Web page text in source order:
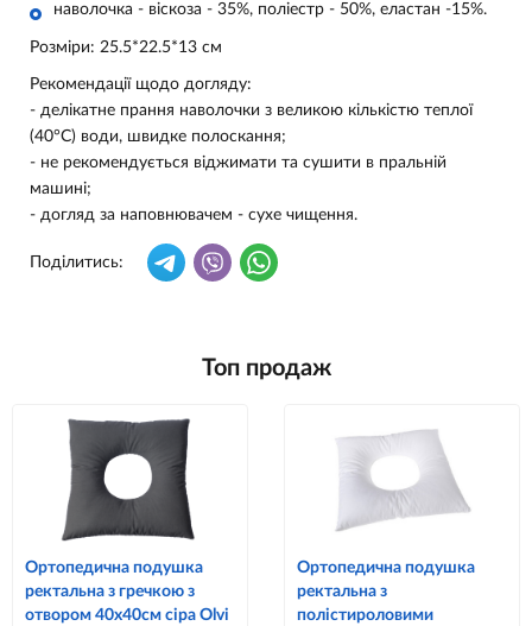
наволочка - віскоза - 35%, поліестр - 50%, еластан -15%.
Розміри: 25.5*22.5*13 см
Рекомендації щодо догляду:
- делікатне прання наволочки з великою кількістю теплої
(40°С) води, швидке полоскання;
- не рекомендується віджимати та сушити в пральній
машині;
- догляд за наповнювачем - сухе чищення.
Поділитись:
Топ продаж
Ортопедична подушка
ректальна з гречкою з
отвором 40х40см сіра Olvi
Ортопедична подушка
ректальна з
полістироловими